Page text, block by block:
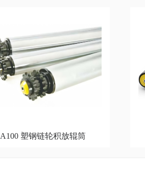
A100 塑钢链轮积放辊筒